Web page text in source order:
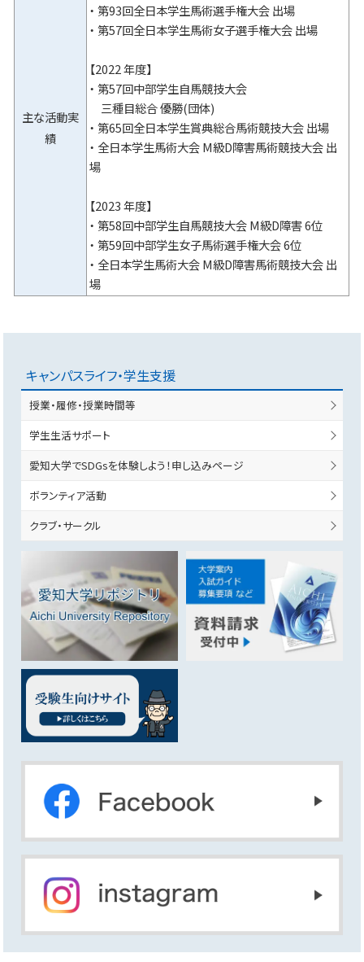
主な活動実
績
・ 第93回全日本学生馬術選手権大会 出場
・ 第57回全日本学生馬術女子選手権大会 出場
【2022 年度】
・ 第57回中部学生自馬競技大会
三種目総合 優勝(団体)
・ 第65回全日本学生賞典総合馬術競技大会 出場
・ 全日本学生馬術大会 M級D障害馬術競技大会 出
場
【2023 年度】
・ 第58回中部学生自馬競技大会 M級D障害 6位
・ 第59回中部学生女子馬術選手権大会 6位
・ 全日本学生馬術大会 M級D障害馬術競技大会 出
場
キャンパスライフ・学生支援
授業・履修・授業時間等
学生生活サポート
愛知大学でSDGsを体験しよう！申し込みページ
ボランティア活動
クラブ・サークル